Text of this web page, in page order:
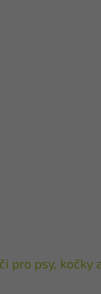
pro psy, kočky